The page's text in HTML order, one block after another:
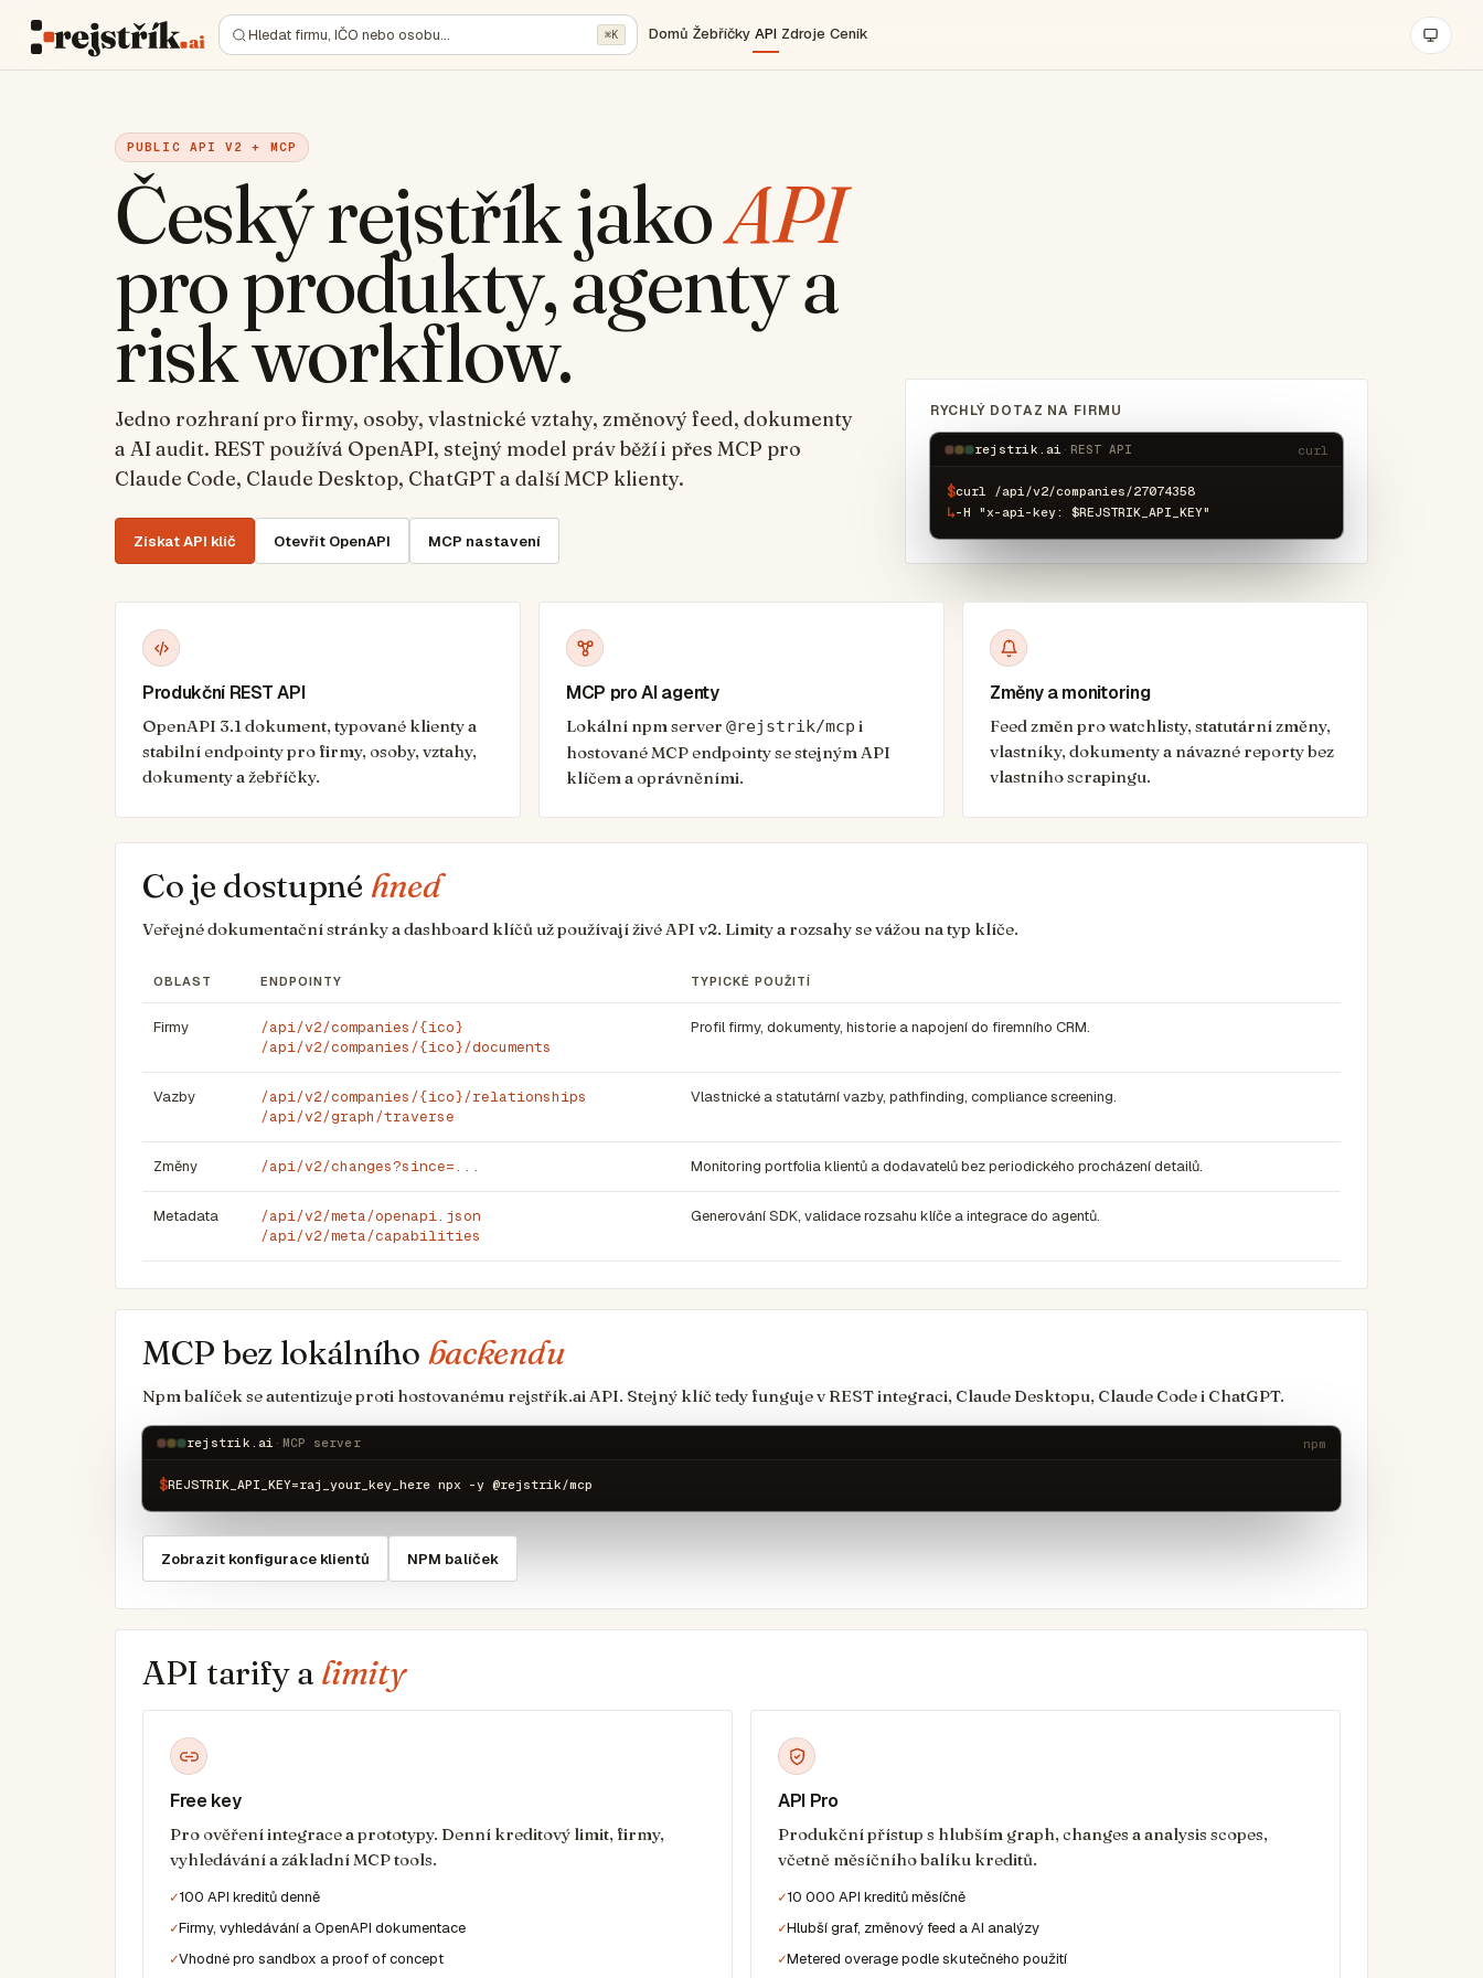
Hledat firmu, IČO nebo osobu… ⌘K Domů Žebříčky API Zdroje Ceník
PUBLIC API V2 + MCP
Český rejstřík jakoAPI
pro produkty, agenty a
risk workflow.
Jedno rozhraní pro firmy, osoby, vlastnické vztahy, změnový feed, dokumenty
a AI audit. REST používá OpenAPI, stejný model práv běží i přes MCP pro
Claude Code, Claude Desktop, ChatGPT a další MCP klienty.
Získat API klíč Otevřít OpenAPI MCP nastavení
RYCHLÝ DOTAZ NA FIRMU
rejstrik.ai · REST API curl
$curl /api/v2/companies/27074358
↳-H "x-api-key: $REJSTRIK_API_KEY"
Produkční REST API
OpenAPI 3.1 dokument, typované klienty a
stabilní endpointy pro firmy, osoby, vztahy,
dokumenty a žebříčky.
MCP pro AI agenty
Lokální npm server @rejstrik/mcp i
hostované MCP endpointy se stejným API
klíčem a oprávněními.
Změny a monitoring
Feed změn pro watchlisty, statutární změny,
vlastníky, dokumenty a návazné reporty bez
vlastního scrapingu.
Co je dostupné hned
Veřejné dokumentační stránky a dashboard klíčů už používají živé API v2. Limity a rozsahy se vážou na typ klíče.
OBLAST ENDPOINTY TYPICKÉ POUŽITÍ
Firmy
/api/v2/companies/{ico}
/api/v2/companies/{ico}/documents
Profil firmy, dokumenty, historie a napojení do firemního CRM.
Vazby
/api/v2/companies/{ico}/relationships
/api/v2/graph/traverse
Vlastnické a statutární vazby, pathfinding, compliance screening.
Změny /api/v2/changes?since=... Monitoring portfolia klientů a dodavatelů bez periodického procházení detailů.
Metadata
/api/v2/meta/openapi.json
/api/v2/meta/capabilities
Generování SDK, validace rozsahu klíče a integrace do agentů.
MCP bez lokálního backendu
Npm balíček se autentizuje proti hostovanému rejstřík.ai API. Stejný klíč tedy funguje v REST integraci, Claude Desktopu, Claude Code i ChatGPT.
rejstrik.ai · MCP server npm
$REJSTRIK_API_KEY=raj_your_key_here npx -y @rejstrik/mcp
Zobrazit konfigurace klientů NPM balíček
API tarify a limity
Free key
Pro ověření integrace a prototypy. Denní kreditový limit, firmy,
vyhledávání a základní MCP tools.
100 API kreditů denně
Firmy, vyhledávání a OpenAPI dokumentace
Vhodné pro sandbox a proof of concept
API Pro
Produkční přístup s hlubším graph, changes a analysis scopes,
včetně měsíčního balíku kreditů.
10 000 API kreditů měsíčně
Hlubší graf, změnový feed a AI analýzy
Metered overage podle skutečného použití